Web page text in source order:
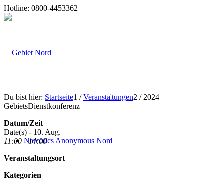
Hotline: 0800-4453362
Narcotics Anonymous Nord
Du bist hier: Startseite1 / Veranstaltungen2 / 2024 |
GebietsDienstkonferenz
Datum/Zeit
Date(s) - 10. Aug.
11:00 - 14:00
Veranstaltungsort
Kategorien